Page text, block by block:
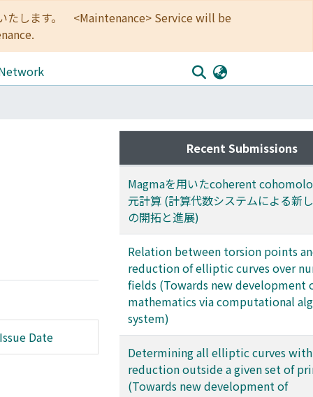
たします。 <Maintenance> Service will be
Date
Recent Submissions
Magmaを用いたcoherent
元計算 (計算代数システムによる新
の開拓と進展)
Relation between torsion points
reduction of elliptic curves over
fields (Towards new development
mathematics via computational
system)
Determining all elliptic curves
reduction outside a given set of
(Towards new development of